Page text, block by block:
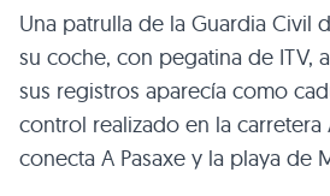
Una patrulla de la Guardia Civil
su coche, con pegatina de ITV,
sus registros aparecía como
control realizado en la carretera
conecta A Pasaxe y la playa de